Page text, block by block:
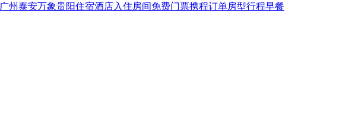
广州泰安万象贵阳住宿酒店入住房间免费门票携程订单房型行程早餐